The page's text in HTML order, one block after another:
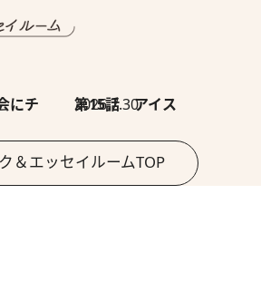
2026.7.30
第15話 アイス
＆エッセイルームTOP